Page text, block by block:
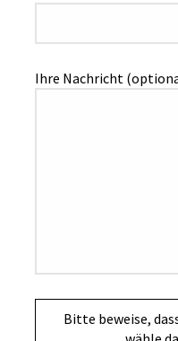
Ihre Nachricht
Bitte beweise,